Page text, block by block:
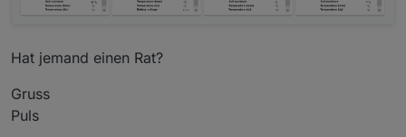
Node.js: v18.16.0
Hat jemand einen Rat?
Gruss
Puls